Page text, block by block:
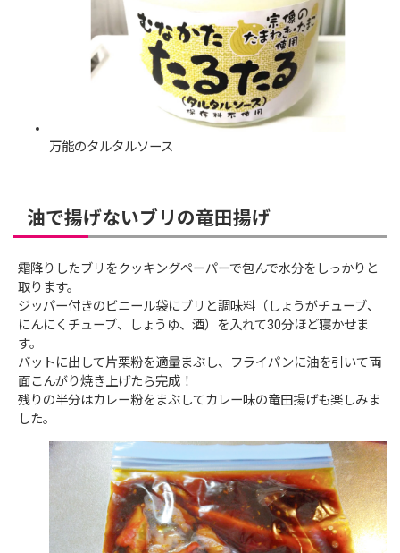
万能のタルタルソース
油で揚げないブリの竜田揚げ
霜降りしたブリをクッキングペーパーで包んで水分をしっかりと
取ります。
ジッパー付きのビニール袋にブリと調味料（しょうがチューブ、
にんにくチューブ、しょうゆ、酒）を入れて30分ほど寝かせま
す。
バットに出して片栗粉を適量まぶし、フライパンに油を引いて両
面こんがり焼き上げたら完成！
残りの半分はカレー粉をまぶしてカレー味の竜田揚げも楽しみま
した。